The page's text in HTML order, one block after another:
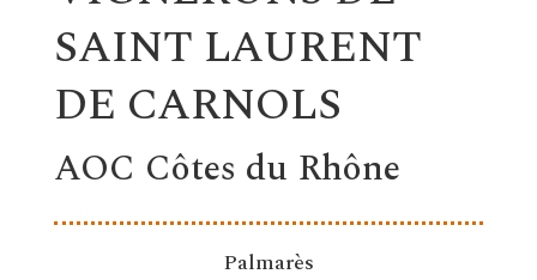
SAINT LAURENT
DE CARNOLS
AOC Côtes du Rhône
Palmarès